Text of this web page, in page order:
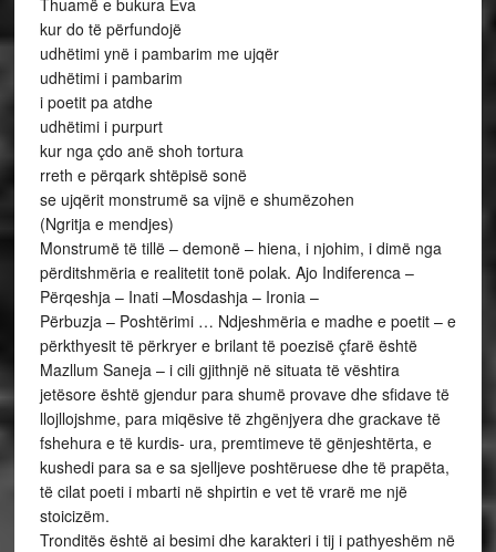
Thuamë e bukura Eva
kur do të përfundojë
udhëtimi ynë i pambarim me ujqër
udhëtimi i pambarim
i poetit pa atdhe
udhëtimi i purpurt
kur nga çdo anë shoh tortura
rreth e përqark shtëpisë sonë
se ujqërit monstrumë sa vijnë e shumëzohen
(Ngritja e mendjes)
Monstrumë të tillë – demonë – hiena, i njohim, i dimë nga
përditshmëria e realitetit tonë polak. Ajo Indiferenca –
Përqeshja – Inati –Mosdashja – Ironia –
Përbuzja – Poshtërimi … Ndjeshmëria e madhe e poetit – e
përkthyesit të përkryer e brilant të poezisë çfarë është
Mazllum Saneja – i cili gjithnjë në situata të vështira
jetësore është gjendur para shumë provave dhe sfidave të
llojllojshme, para miqësive të zhgënjyera dhe grackave të
fshehura e të kurdis- ura, premtimeve të gënjeshtërta, e
kushedi para sa e sa sjelljeve poshtëruese dhe të prapëta,
të cilat poeti i mbarti në shpirtin e vet të vrarë me një
stoicizëm.
Tronditës është ai besimi dhe karakteri i tij i pathyeshëm në